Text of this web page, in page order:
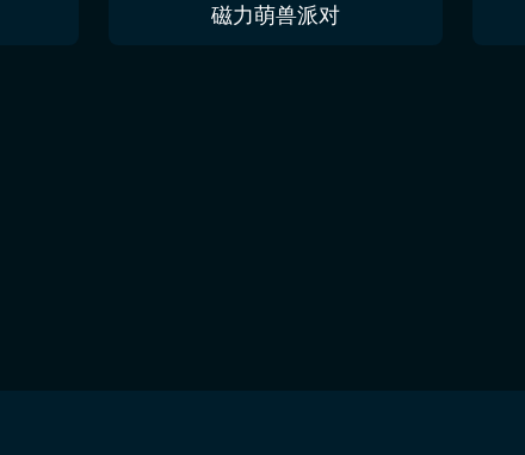
磁力萌兽派对